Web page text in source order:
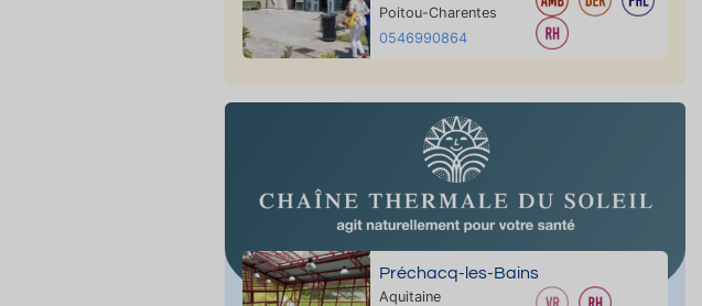
Poitou-Charentes
0546990864
Préchacq-les-Bains
Aquitaine